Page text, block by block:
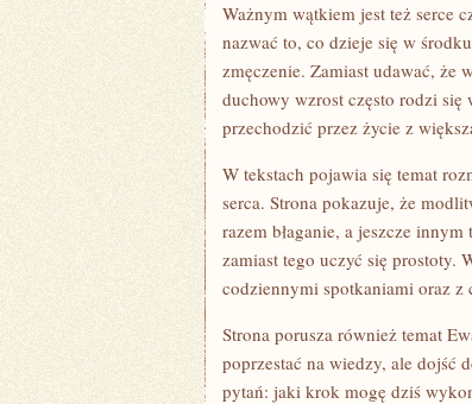
Ważnym wątkiem jest też serce
nazwać to, co dzieje się w
zmęczenie. Zamiast udawać, że
duchowy wzrost często rodzi
przechodzić przez życie z
W tekstach pojawia się temat
serca. Strona pokazuje, że
razem błaganie, a jeszcze
zamiast tego uczyć się prostoty.
codziennymi spotkaniami oraz z
Strona porusza również temat
poprzestać na wiedzy, ale dojść
pytań: jaki krok mogę dziś